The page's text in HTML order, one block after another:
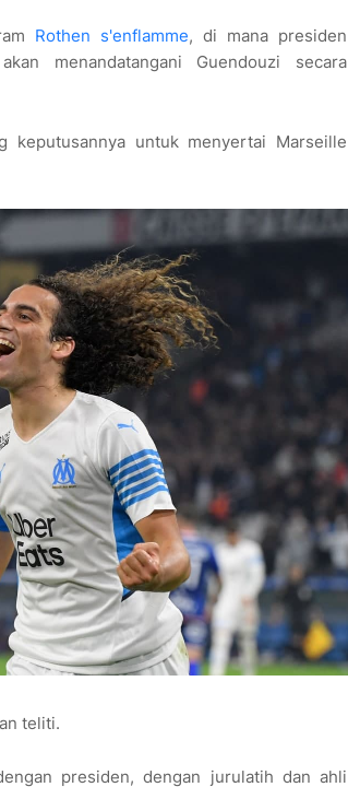
Rothen s'enflamme, di mana presiden
menandatangani Guendouzi secara
keputusannya untuk menyertai Marseille
teliti.
presiden, dengan jurulatih dan ahli